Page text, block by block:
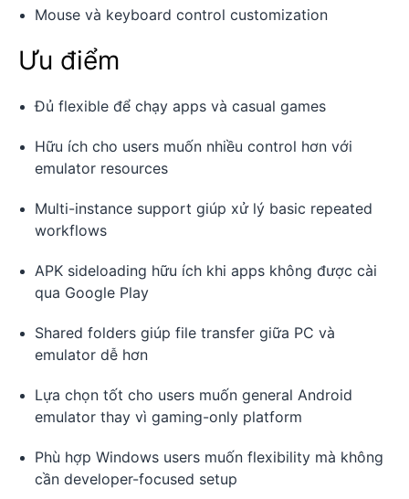
Mouse và keyboard control customization
Ưu điểm
Đủ flexible để chạy apps và casual games
Hữu ích cho users muốn nhiều control hơn với
emulator resources
Multi-instance support giúp xử lý basic repeated
workflows
APK sideloading hữu ích khi apps không được cài
qua Google Play
Shared folders giúp file transfer giữa PC và
emulator dễ hơn
Lựa chọn tốt cho users muốn general Android
emulator thay vì gaming-only platform
Phù hợp Windows users muốn flexibility mà không
cần developer-focused setup